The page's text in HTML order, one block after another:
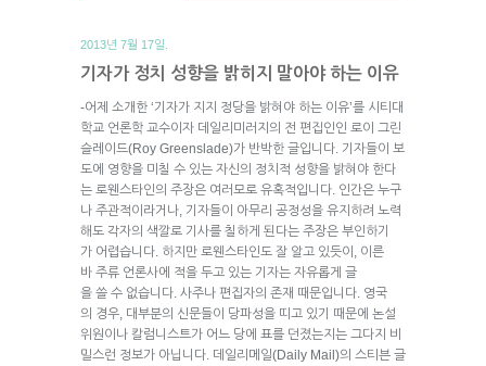
2013년 7월 17일.
기자가 정치 성향을 밝히지 말아야 하는 이유
-어제 소개한 ‘기자가 지지 정당을 밝혀야 하는 이유’를 시티대
학교 언론학 교수이자 데일리미러지의 전 편집인인 로이 그린
슬레이드(Roy Greenslade)가 반박한 글입니다. 기자들이 보
도에 영향을 미칠 수 있는 자신의 정치적 성향을 밝혀야 한다
는 로웬스타인의 주장은 여러모로 유혹적입니다. 인간은 누구
나 주관적이라거나, 기자들이 아무리 공정성을 유지하려 노력
해도 각자의 색깔로 기사를 칠하게 된다는 주장은 부인하기
가 어렵습니다. 하지만 로웬스타인도 잘 알고 있듯이, 이른
바 주류 언론사에 적을 두고 있는 기자는 자유롭게 글
을 쓸 수 없습니다. 사주나 편집자의 존재 때문입니다. 영국
의 경우, 대부분의 신문들이 당파성을 띠고 있기 때문에 논설
위원이나 칼럼니스트가 어느 당에 표를 던졌는지는 그다지 비
밀스런 정보가 아닙니다. 데일리메일(Daily Mail)의 스티븐 글